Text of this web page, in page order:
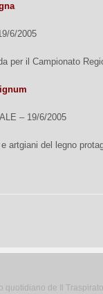
6/2005
per il Campionato
– 19/6/2005
e artgiani del legno
de Il